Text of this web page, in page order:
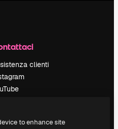
clienti
to enhance site